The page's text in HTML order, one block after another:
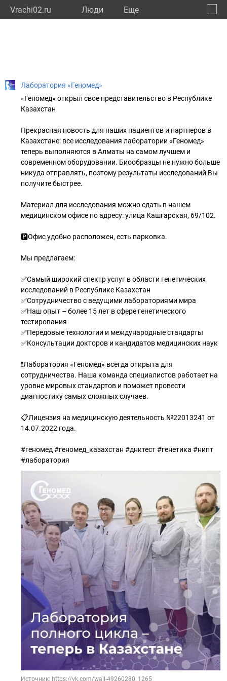
Vrachi02.ru Люди Eще
Лаборатория «Геномед»
«Геномед» открыл свое представительство в Республике
Казахстан
Прекрасная новость для наших пациентов и партнеров в
Казахстане: все исследования лаборатории «Геномед»
теперь выполняются в Алматы на самом лучшем и
современном оборудовании. Биообразцы не нужно больше
никуда отправлять, поэтому результаты исследований Вы
получите быстрее.
Материал для исследования можно сдать в нашем
медицинском офисе по адресу: улица Кашгарская, 69/102.
🅿️Офис удобно расположен, есть парковка.
Мы предлагаем:
✅Самый широкий спектр услуг в области генетических
исследований в Республике Казахстан
✅Сотрудничество с ведущими лабораториями мира
✅Наш опыт – более 15 лет в сфере генетического
тестирования
✅Передовые технологии и международные стандарты
✅Консультации докторов и кандидатов медицинских наук
❗Лаборатория «Геномед» всегда открыта для
сотрудничества. Наша команда специалистов работает на
уровне мировых стандартов и поможет провести
диагностику самых сложных случаев.
📋Лицензия на медицинскую деятельность №22013241 от
14.07.2022 года.
#геномед #геномед_казахстан #днктест #генетика #нипт
#лаборатория
Источник: https://vk.com/wall-49260280_1265